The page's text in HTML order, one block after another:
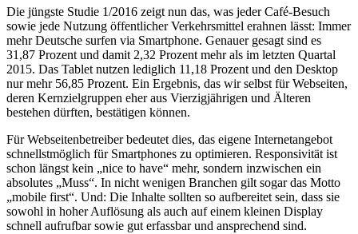
Die jüngste Studie 1/2016 zeigt nun das, was jeder Café-Besuch
sowie jede Nutzung öffentlicher Verkehrsmittel erahnen lässt: Immer
mehr Deutsche surfen via Smartphone. Genauer gesagt sind es
31,87 Prozent und damit 2,32 Prozent mehr als im letzten Quartal
2015. Das Tablet nutzen lediglich 11,18 Prozent und den Desktop
nur mehr 56,85 Prozent. Ein Ergebnis, das wir selbst für Webseiten,
deren Kernzielgruppen eher aus Vierzigjährigen und Älteren
bestehen dürften, bestätigen können.
Für Webseitenbetreiber bedeutet dies, das eigene Internetangebot
schnellstmöglich für Smartphones zu optimieren. Responsivität ist
schon längst kein „nice to have“ mehr, sondern inzwischen ein
absolutes „Muss“. In nicht wenigen Branchen gilt sogar das Motto
„mobile first“. Und: Die Inhalte sollten so aufbereitet sein, dass sie
sowohl in hoher Auflösung als auch auf einem kleinen Display
schnell aufrufbar sowie gut erfassbar und ansprechend sind.